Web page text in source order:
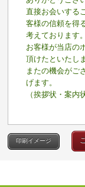
直接お会いする
客様の信頼を得
考えております。
お客様が当店の
頂けたといたし
またの機会がご
げます。
（挨拶状・案内
印刷イメージ